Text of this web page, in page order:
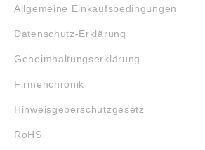
Allgemeine Einkaufsbedingungen
Datenschutz-Erklärung
Geheimhaltungserklärung
Firmenchronik
Hinweisgeberschutzgesetz
RoHS